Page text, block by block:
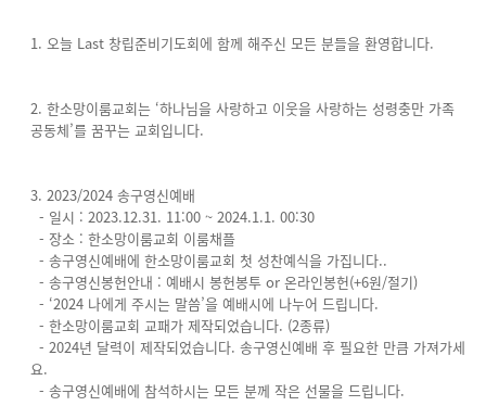
1. 오늘 Last 창립준비기도회에 함께 해주신 모든 분들을 환영합니다.
2. 한소망이룸교회는 ‘하나님을 사랑하고 이웃을 사랑하는 성령충만 가족
공동체’를 꿈꾸는 교회입니다.
3. 2023/2024 송구영신예배
- 일시 : 2023.12.31. 11:00 ~ 2024.1.1. 00:30
- 장소 : 한소망이룸교회 이룸채플
- 송구영신예배에 한소망이룸교회 첫 성찬예식을 가집니다..
- 송구영신봉헌안내 : 예배시 봉헌봉투 or 온라인봉헌(+6원/절기)
- ‘2024 나에게 주시는 말씀’을 예배시에 나누어 드립니다.
- 한소망이룸교회 교패가 제작되었습니다. (2종류)
- 2024년 달력이 제작되었습니다. 송구영신예배 후 필요한 만큼 가져가세
요.
- 송구영신예배에 참석하시는 모든 분께 작은 선물을 드립니다.